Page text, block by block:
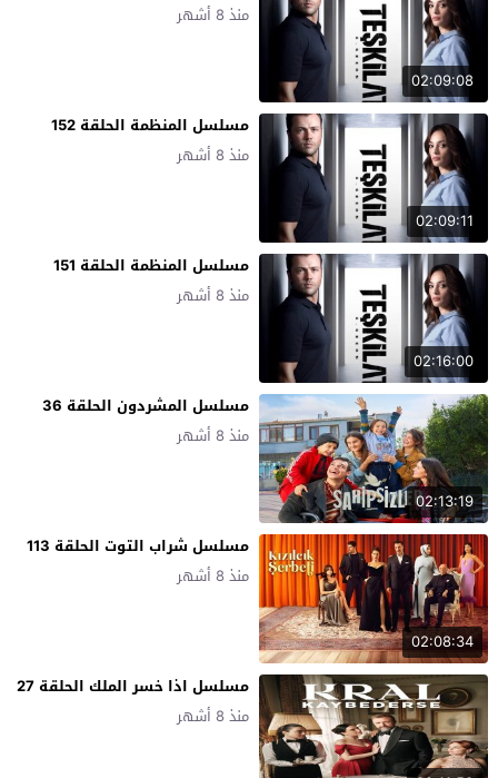
02:09:08
منذ 8 أشهر
02:09:11
مسلسل المنظمة الحلقة 152
منذ 8 أشهر
02:16:00
مسلسل المنظمة الحلقة 151
منذ 8 أشهر
02:13:19
مسلسل المشردون الحلقة 36
منذ 8 أشهر
02:08:34
مسلسل شراب التوت الحلقة 113
منذ 8 أشهر
مسلسل اذا خسر الملك الحلقة 27
منذ 8 أشهر